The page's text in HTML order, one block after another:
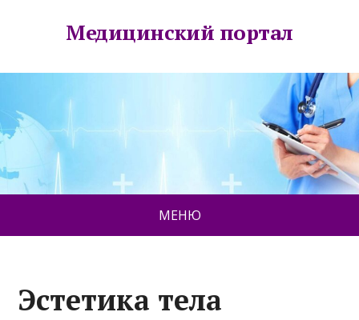
Медицинский портал
МЕНЮ
Эстетика тела